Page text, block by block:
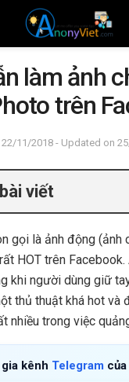
làm ảnh
trên
22/11/2018 - Updated on
viết
gọi là ảnh động (ảnh
HOT trên
khi người dùng giữ
thủ thuật khá hot và
nhiều trong việc
kênh Telegram của